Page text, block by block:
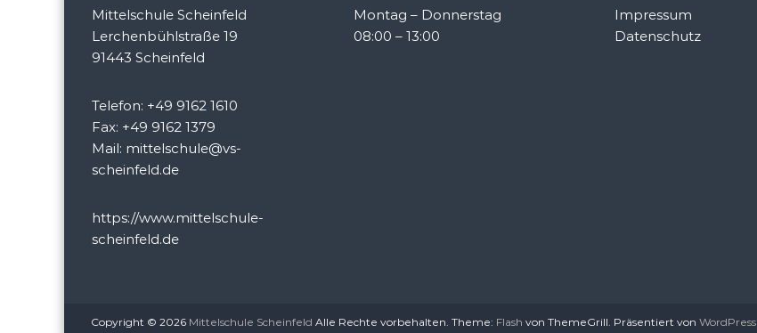
Mittelschule Scheinfeld
Lerchenbühlstraße 19
91443 Scheinfeld
Telefon: +49 9162 1610
Fax: +49 9162 1379
Mail: mittelschule@vs-
scheinfeld.de
https://www.mittelschule-
scheinfeld.de
Montag – Donnerstag
08:00 – 13:00
Impressum
Datenschutz
Copyright © 2026 Mittelschule Scheinfeld Alle Rechte vorbehalten. Theme: Flash von ThemeGrill. Präsentiert von WordPress